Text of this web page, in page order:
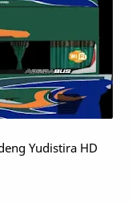
Yudistira HD